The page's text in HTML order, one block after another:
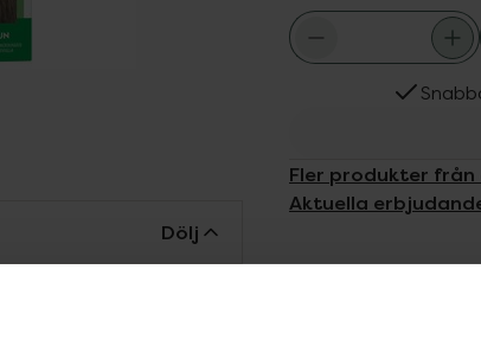
Fler produkter från
Aktuella
Dölj
Just For Men
att dölja grå strån på